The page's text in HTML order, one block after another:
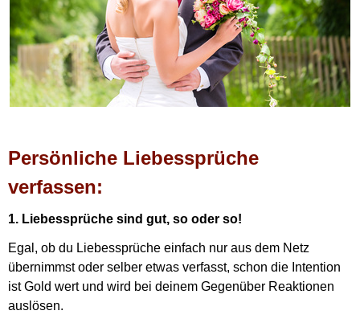
Persönliche Liebessprüche
verfassen:
1. Liebessprüche sind gut, so oder so!
Egal, ob du Liebessprüche einfach nur aus dem Netz
übernimmst oder selber etwas verfasst, schon die Intention
ist Gold wert und wird bei deinem Gegenüber Reaktionen
auslösen.